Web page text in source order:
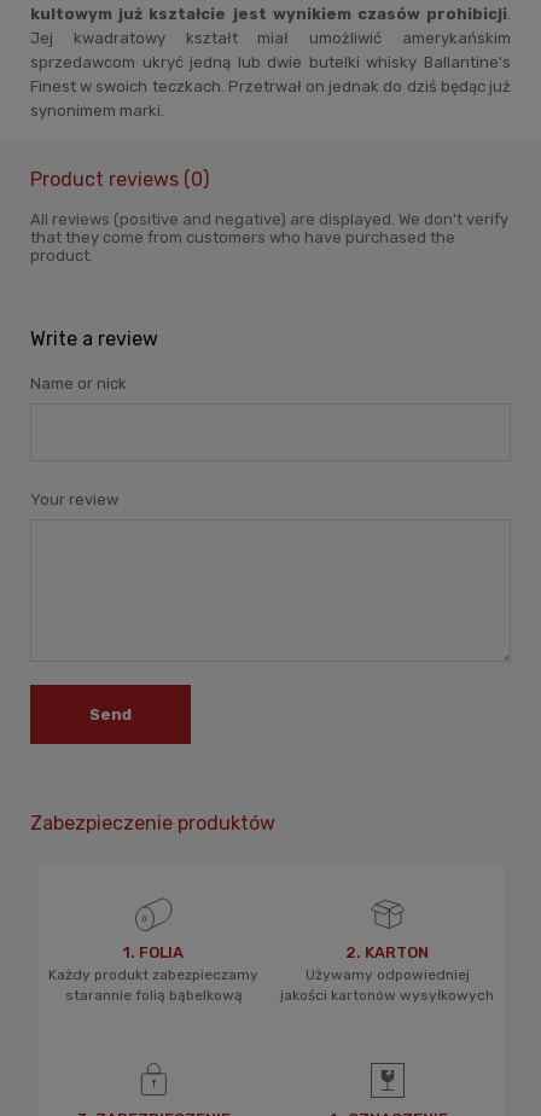
kultowym już kształcie jest wynikiem czasów prohibicji
Jej kwadratowy kształt miał umożliwić amerykańskim
sprzedawcom ukryć jedną lub dwie butelki whisky Ballantine's
Finest w swoich teczkach. Przetrwał on jednak do dziś będąc już
synonimem marki.
Product reviews (0)
All reviews (positive and negative) are displayed. We don't verify
that they come from customers who have purchased the
product.
Write a review
Name or nick
Your review
Send
Zabezpieczenie produktów
1. FOLIA
Każdy produkt zabezpieczamy
starannie folią bąbelkową
2. KARTON
Używamy odpowiedniej
jakości kartonów wysyłkowych